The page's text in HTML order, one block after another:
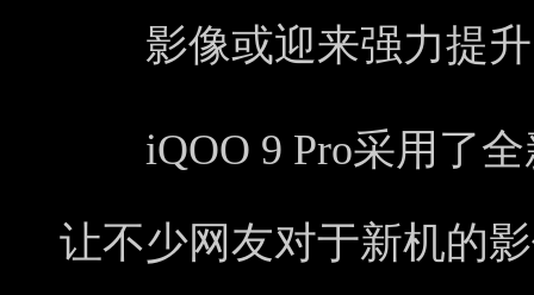
影像或迎来强力提升
iQOO 9 Pro采用了全
让不少网友对于新机的